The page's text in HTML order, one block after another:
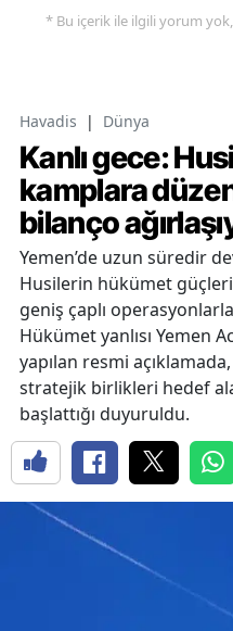
* Bu içerik ile ilgili yorum
Havadis | Dünya
Kanlı gece:
kamplara
bilanço
Yemen’de uzun süredir
Husilerin hükümet
geniş çaplı
Hükümet yanlısı Yemen
yapılan resmi
stratejik birlikleri hedef
başlattığı duyuruldu.